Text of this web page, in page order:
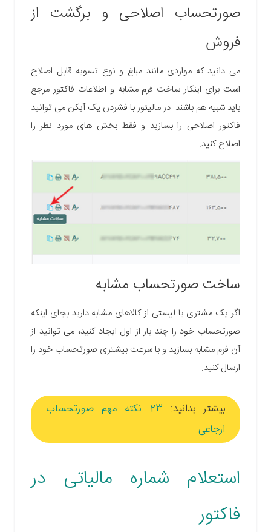
صورتحساب اصلاحی و برگشت از
فروش
می دانید که مواردی مانند مبلغ و نوع تسویه قابل اصلاح
است برای اینکار ساخت فرم مشابه و اطلاعات فاکتور مرجع
باید شبیه هم باشند. در مالیتور با فشردن یک آیکن می توانید
فاکتور اصلاحی را بسازید و فقط بخش های مورد نظر را
اصلاح کنید.
ساخت صورتحساب مشابه
اگر یک مشتری یا لیستی از کالاهای مشابه دارید بجای اینکه
صورتحساب خود را چند بار از اول ایجاد کنید، می توانید از
آن فرم مشابه بسازید و با سرعت بیشتری صورتحساب خود را
ارسال کنید.
بیشتر بدانید:
23 نکته مهم صورتحساب
ارجاعی
استعلام شماره مالیاتی در
فاکتور